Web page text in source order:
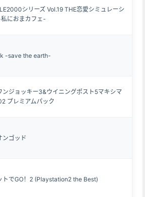
シリーズ Vol.19 THE恋愛シミュレーシ
におまカフェ-
-save the earth-
ンジョッキー3&ウイニングポスト5マキシマ
プレミアムパック
ンゴッド
トでGO！2 (Playstation2 the Best)